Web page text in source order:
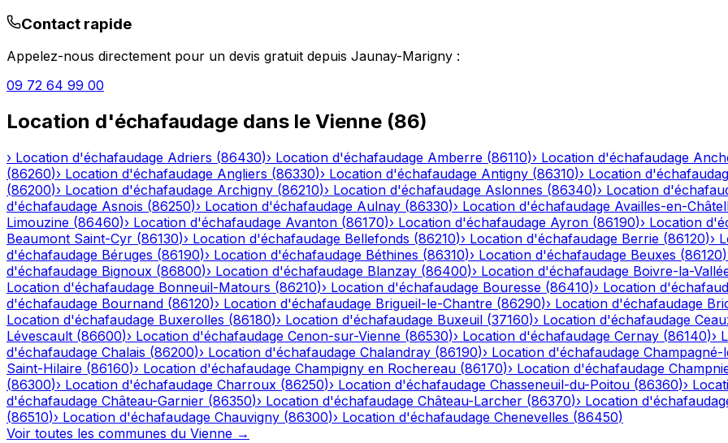
Contact rapide
Appelez-nous directement pour un devis gratuit depuis Jaunay-Marigny :
09 72 64 99 00
Location d'échafaudage dans le Vienne (86)
› Location d'échafaudage Adriers (86430)› Location d'échafaudage Amberre (86110)› Location d'échafaudage
(86260)› Location d'échafaudage Angliers (86330)› Location d'échafaudage Antigny (86310)› Location
(86200)› Location d'échafaudage Archigny (86210)› Location d'échafaudage Aslonnes (86340)› Location
d'échafaudage Asnois (86250)› Location d'échafaudage Aulnay (86330)› Location d'échafaudage Availles-en-
Limouzine (86460)› Location d'échafaudage Avanton (86170)› Location d'échafaudage Ayron (86190)› Location
Beaumont Saint-Cyr (86130)› Location d'échafaudage Bellefonds (86210)› Location d'échafaudage Berrie (86120)›
d'échafaudage Béruges (86190)› Location d'échafaudage Béthines (86310)› Location d'échafaudage Beuxes (86120)
d'échafaudage Bignoux (86800)› Location d'échafaudage Blanzay (86400)› Location d'échafaudage Boivre-la-
Location d'échafaudage Bonneuil-Matours (86210)› Location d'échafaudage Bouresse (86410)› Location
d'échafaudage Bournand (86120)› Location d'échafaudage Brigueil-le-Chantre (86290)› Location d'échafaudage
Location d'échafaudage Buxerolles (86180)› Location d'échafaudage Buxeuil (37160)› Location d'échafaudage
Lévescault (86600)› Location d'échafaudage Cenon-sur-Vienne (86530)› Location d'échafaudage Cernay (86140)›
d'échafaudage Chalais (86200)› Location d'échafaudage Chalandray (86190)› Location d'échafaudage Champagné-
Saint-Hilaire (86160)› Location d'échafaudage Champigny en Rochereau (86170)› Location d'échafaudage
(86300)› Location d'échafaudage Charroux (86250)› Location d'échafaudage Chasseneuil-du-Poitou (86360)›
d'échafaudage Château-Garnier (86350)› Location d'échafaudage Château-Larcher (86370)› Location
(86510)› Location d'échafaudage Chauvigny (86300)› Location d'échafaudage Chenevelles (86450)
Voir toutes les communes du Vienne →